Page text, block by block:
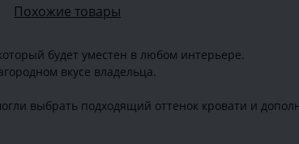
Похожие товары
будет уместен в любом интерьере.
вкусе владельца.
выбрать подходящий оттенок кровати и